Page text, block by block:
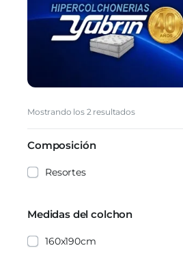
Mostrando los 2 resultadosOrdenado
Composición
Resortes
Medidas del colchon
160x190cm